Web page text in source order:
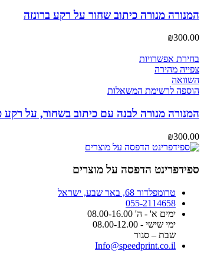
המנורה מנורה כיתוב שחור על רקע ברונזה
₪300.00
בחירת אפשרויות
צפייה מהירה
השוואה
הוספה לרשימת המשאלות
המנורה מנורה לבנה עם כיתוב בשחור, על רקע
₪300.00
ספידפרינט הדפסה על מוצרים
טרומפלדור 68, באר שבע, ישראל
055-2114658
ימים א' - ה' 08.00-16.00
ימי שישי - 08.00-12.00
שבת – סגור
Info@speedprint.co.il